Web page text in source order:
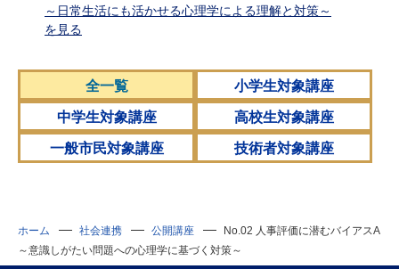
～日常生活にも活かせる心理学による理解と対策～
を見る
全一覧
小学生対象講座
中学生対象講座
高校生対象講座
一般市民対象講座
技術者対象講座
ホーム 社会連携 公開講座
No.02 人事評価に潜むバイアスA
～意識しがたい問題への心理学に基づく対策～